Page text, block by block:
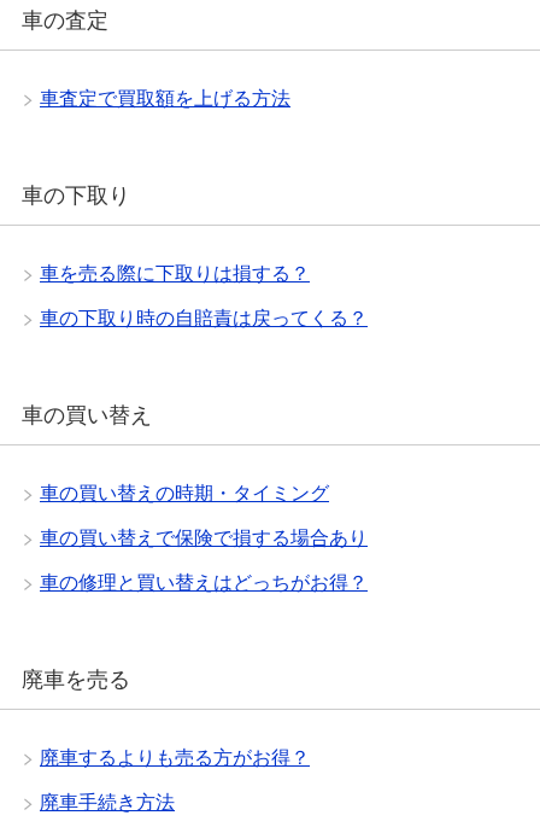
車の査定
車査定で買取額を上げる方法
車の下取り
車を売る際に下取りは損する？
車の下取り時の自賠責は戻ってくる？
車の買い替え
車の買い替えの時期・タイミング
車の買い替えで保険で損する場合あり
車の修理と買い替えはどっちがお得？
廃車を売る
廃車するよりも売る方がお得？
廃車手続き方法